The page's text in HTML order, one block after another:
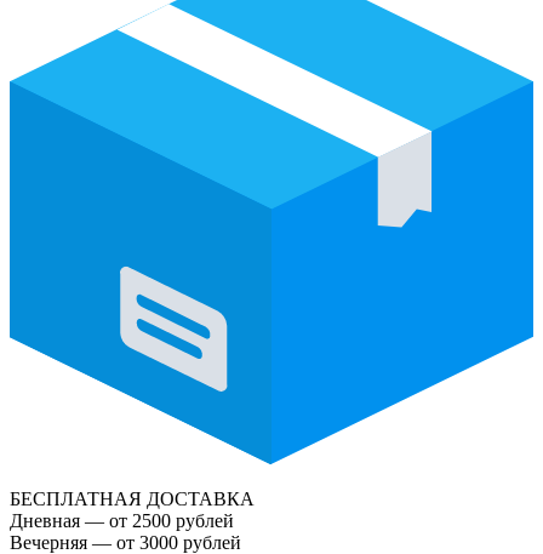
БЕСПЛАТНАЯ ДОСТАВКА
Дневная — от 2500 рублей
Вечерняя — от 3000 рублей